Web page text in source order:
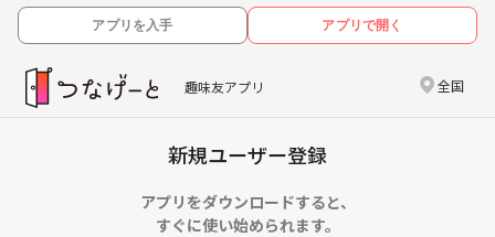
アプリを入手 アプリで開く
趣味友アプリ 全国
新規ユーザー登録
アプリをダウンロードすると、
すぐに使い始められます。